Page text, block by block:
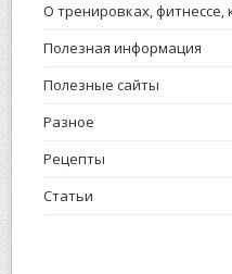
О тренировках, фитнессе,
Полезная информация
Полезные сайты
Разное
Рецепты
Статьи